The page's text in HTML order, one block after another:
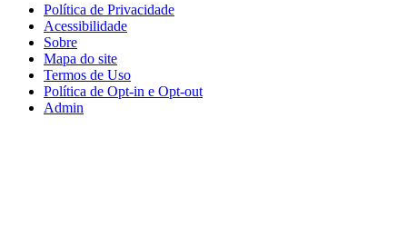
Política de Privacidade
Acessibilidade
Sobre
Mapa do site
Termos de Uso
Política de Opt-in e Opt-out
Admin